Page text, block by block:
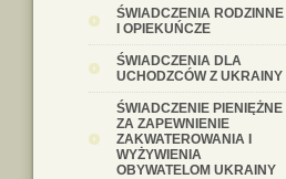
ŚWIADCZENIA RODZINNE
I OPIEKUŃCZE
ŚWIADCZENIA DLA
UCHODZCÓW Z UKRAINY
ŚWIADCZENIE PIENIĘŻNE
ZA ZAPEWNIENIE
ZAKWATEROWANIA I
WYŻYWIENIA
OBYWATELOM UKRAINY